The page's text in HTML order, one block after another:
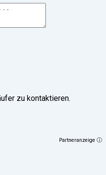
zu kontaktieren.
Partneranzeige ⓘ